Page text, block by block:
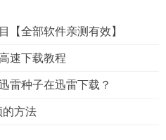
【全部软件亲测有效】
速下载教程
雷种子在迅雷下载？
的方法